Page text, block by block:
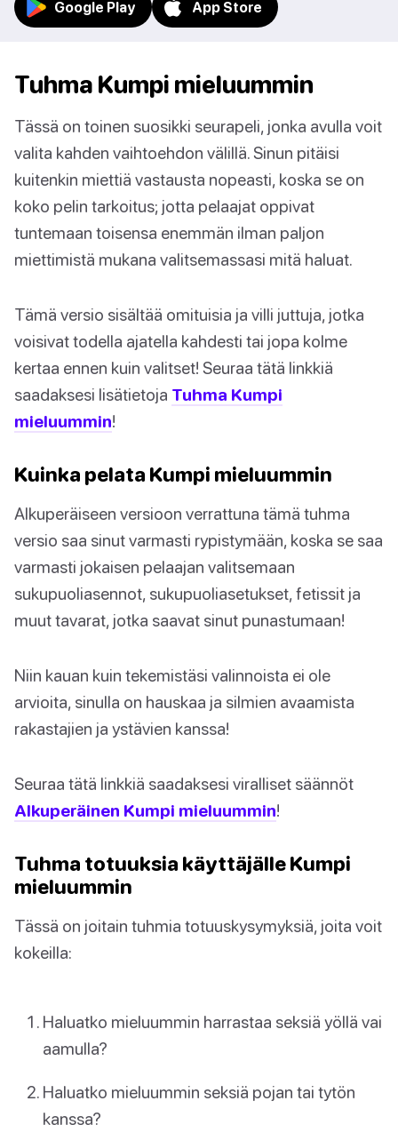
Google Play App Store
Tuhma Kumpi mieluummin
Tässä on toinen suosikki seurapeli, jonka avulla voit
valita kahden vaihtoehdon välillä. Sinun pitäisi
kuitenkin miettiä vastausta nopeasti, koska se on
koko pelin tarkoitus; jotta pelaajat oppivat
tuntemaan toisensa enemmän ilman paljon
miettimistä mukana valitsemassasi mitä haluat.
Tämä versio sisältää omituisia ja villi juttuja, jotka
voisivat todella ajatella kahdesti tai jopa kolme
kertaa ennen kuin valitset! Seuraa tätä linkkiä
saadaksesi lisätietoja Tuhma Kumpi
mieluummin!
Kuinka pelata Kumpi mieluummin
Alkuperäiseen versioon verrattuna tämä tuhma
versio saa sinut varmasti rypistymään, koska se saa
varmasti jokaisen pelaajan valitsemaan
sukupuoliasennot, sukupuoliasetukset, fetissit ja
muut tavarat, jotka saavat sinut punastumaan!
Niin kauan kuin tekemistäsi valinnoista ei ole
arvioita, sinulla on hauskaa ja silmien avaamista
rakastajien ja ystävien kanssa!
Seuraa tätä linkkiä saadaksesi viralliset säännöt
Alkuperäinen Kumpi mieluummin!
Tuhma totuuksia käyttäjälle Kumpi
mieluummin
Tässä on joitain tuhmia totuuskysymyksiä, joita voit
kokeilla:
Haluatko mieluummin harrastaa seksiä yöllä vai
aamulla?
Haluatko mieluummin seksiä pojan tai tytön
kanssa?